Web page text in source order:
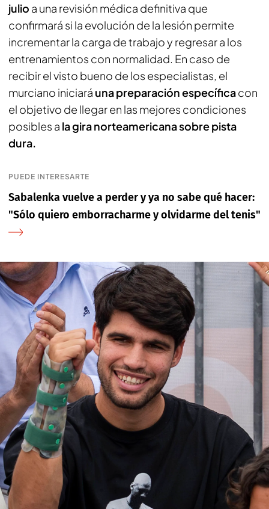
julio a una revisión médica definitiva que
confirmará si la evolución de la lesión permite
incrementar la carga de trabajo y regresar a los
entrenamientos con normalidad. En caso de
recibir el visto bueno de los especialistas, el
murciano iniciará una preparación específicacon
el objetivo de llegar en las mejores condiciones
posibles a la gira norteamericana sobre pista
dura.
PUEDE INTERESARTE
Sabalenka vuelve a perder y ya no sabe qué hacer:
"Sólo quiero emborracharme y olvidarme del tenis"